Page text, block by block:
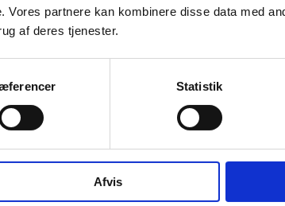
Vores partnere kan kombinere disse data med
af deres tjenester.
Statistik
Afvis
Højstrupvej 13, 2720 Vanløse
Fremstilling af farmaceutiske præparater